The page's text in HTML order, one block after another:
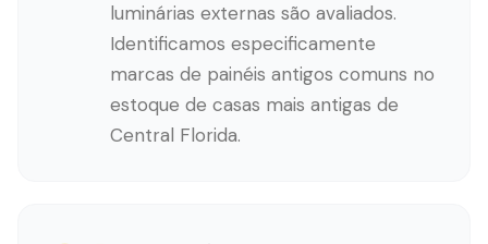
luminárias externas são avaliados.
Identificamos especificamente
marcas de painéis antigos comuns no
estoque de casas mais antigas de
Central Florida.